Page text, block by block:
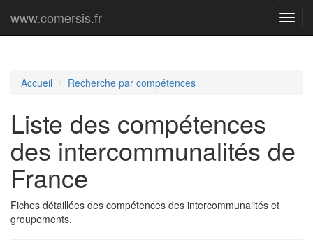
Menu
www.comersis.fr
Accueil Recherche par compétences
Liste des compétences
des intercommunalités de
France
Fiches détaillées des compétences des intercommunalités et
groupements.